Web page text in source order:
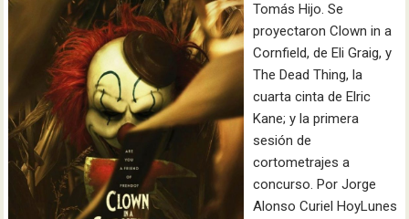
Tomás Hijo. Se
proyectaron Clown in a
Cornfield, de Eli Graig, y
The Dead Thing, la
cuarta cinta de Elric
Kane; y la primera
sesión de
cortometrajes a
concurso. Por Jorge
Alonso Curiel HoyLunes